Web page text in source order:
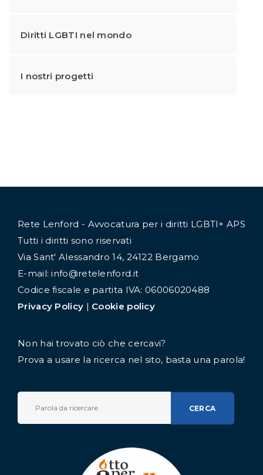
Diritti LGBTI nel mondo
I nostri progetti
Rete Lenford - Avvocatura per i diritti LGBTI+ APS
Tutti i diritti sono riservati
Via Sant' Alessandro 14, 24122 Bergamo
E-mail: info@retelenford.it
Codice fiscale e partita IVA: 06006020488
Privacy Policy | Cookie policy
Non hai trovato ciò che cercavi?
Prova a usare la ricerca nel sito, basta una parola!
CERCA